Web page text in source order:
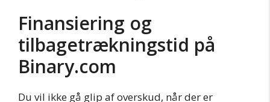
Finansiering og
tilbagetrækningstid på
Binary.com
Du vil ikke gå glip af overskud, når der er